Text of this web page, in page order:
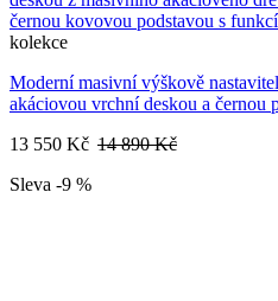
kolekce
Moderní masivní výškově
akáciovou vrchní deskou a černou
13 550 Kč 14 890 Kč
Sleva -9 %